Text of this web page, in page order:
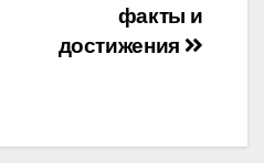
факты и
достижения